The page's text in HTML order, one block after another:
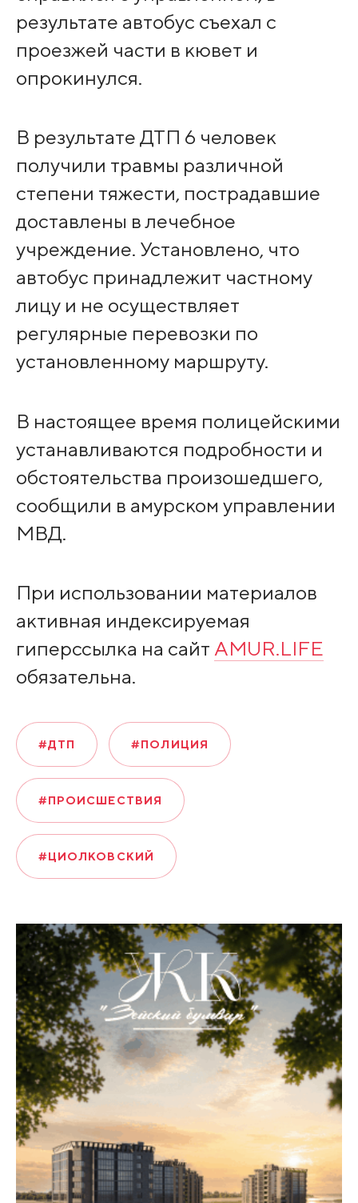
результате автобус съехал с
проезжей части в кювет и
опрокинулся.
В результате ДТП 6 человек
получили травмы различной
степени тяжести, пострадавшие
доставлены в лечебное
учреждение. Установлено, что
автобус принадлежит частному
лицу и не осуществляет
регулярные перевозки по
установленному маршруту.
В настоящее время полицейскими
устанавливаются подробности и
обстоятельства произошедшего,
сообщили в амурском управлении
МВД.
При использовании материалов
активная индексируемая
гиперссылка на сайт AMUR.LIFE
обязательна.
#ДТП #ПОЛИЦИЯ
#ПРОИСШЕСТВИЯ
#ЦИОЛКОВСКИЙ